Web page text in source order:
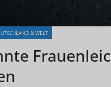
& WELT